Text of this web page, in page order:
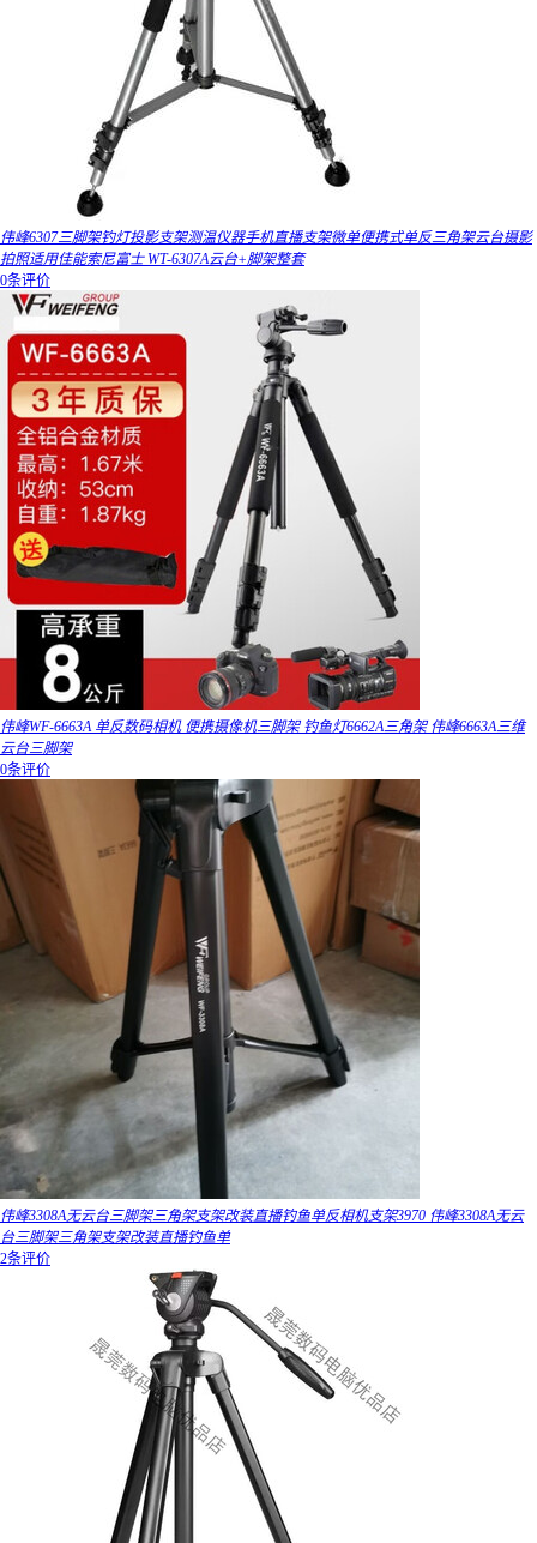
伟峰6307三脚架钓灯投影支架测温仪器手机直播支架微单便携式单反三角架云台摄影
拍照适用佳能索尼富士 WT-6307A云台+脚架整套
0条评价
伟峰WF-6663A 单反数码相机 便携摄像机三脚架 钓鱼灯6662A三角架 伟峰6663A三维
云台三脚架
0条评价
伟峰3308A无云台三脚架三角架支架改装直播钓鱼单反相机支架3970 伟峰3308A无云
台三脚架三角架支架改装直播钓鱼单
2条评价